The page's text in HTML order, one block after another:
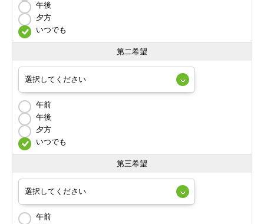
午後
夕方
いつでも
第二希望
午前
午後
夕方
いつでも
第三希望
午前